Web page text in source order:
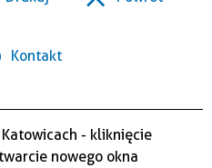
Kontakt